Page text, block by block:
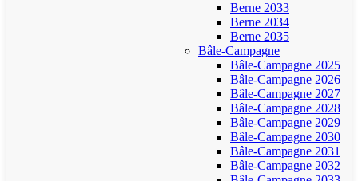
Berne 2033
Berne 2034
Berne 2035
Bâle-Campagne
Bâle-Campagne 2025
Bâle-Campagne 2026
Bâle-Campagne 2027
Bâle-Campagne 2028
Bâle-Campagne 2029
Bâle-Campagne 2030
Bâle-Campagne 2031
Bâle-Campagne 2032